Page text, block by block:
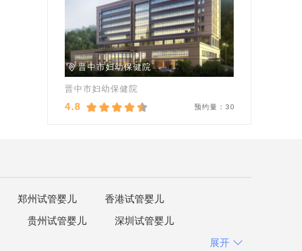
晋中市妇幼保健院
晋中市妇幼保健院
4.8 预约量：30
郑州试管婴儿
香港试管婴儿
贵州试管婴儿
深圳试管婴儿
展开